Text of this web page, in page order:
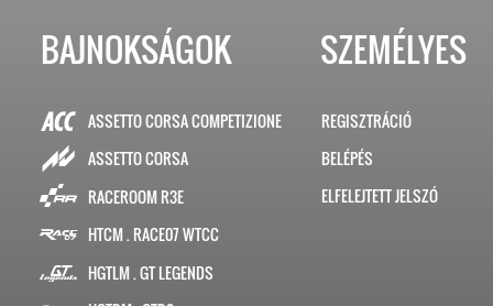
BAJNOKSÁGOK
ASSETTO CORSA COMPETIZIONE
ASSETTO CORSA
RACEROOM R3E
HTCM . RACE07 WTCC
HGTLM . GT LEGENDS
SZEMÉLYES
REGISZTRÁCIÓ
BELÉPÉS
ELFELEJTETT JELSZÓ